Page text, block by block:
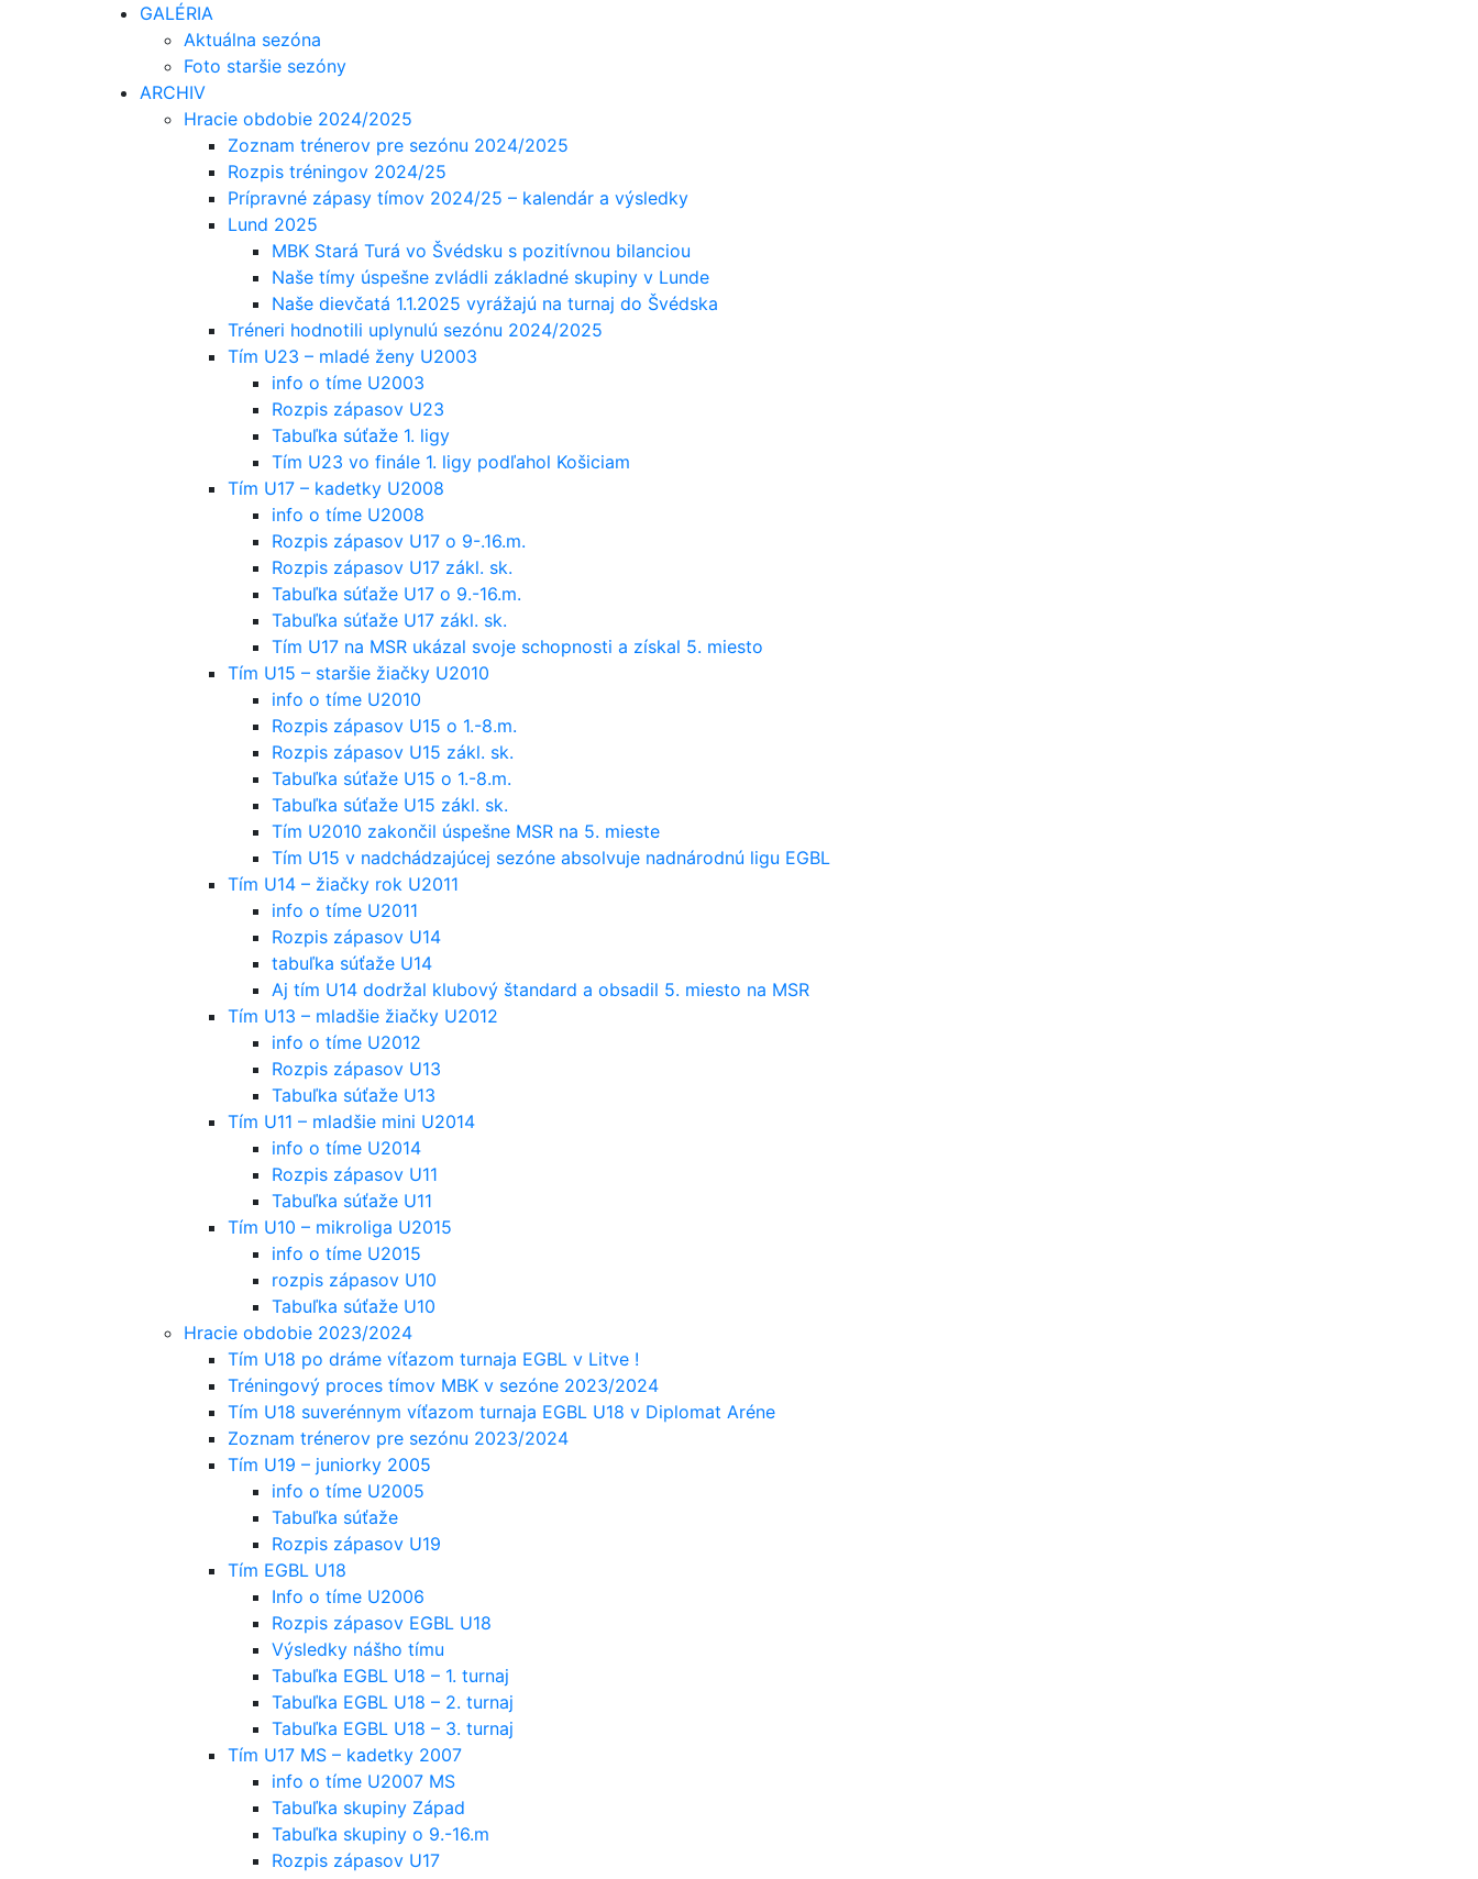
GALÉRIA
Aktuálna sezóna
Foto staršie sezóny
ARCHIV
Hracie obdobie 2024/2025
Zoznam trénerov pre sezónu 2024/2025
Rozpis tréningov 2024/25
Prípravné zápasy tímov 2024/25 – kalendár a výsledky
Lund 2025
MBK Stará Turá vo Švédsku s pozitívnou bilanciou
Naše tímy úspešne zvládli základné skupiny v Lunde
Naše dievčatá 1.1.2025 vyrážajú na turnaj do Švédska
Tréneri hodnotili uplynulú sezónu 2024/2025
Tím U23 – mladé ženy U2003
info o tíme U2003
Rozpis zápasov U23
Tabuľka súťaže 1. ligy
Tím U23 vo finále 1. ligy podľahol Košiciam
Tím U17 – kadetky U2008
info o tíme U2008
Rozpis zápasov U17 o 9-.16.m.
Rozpis zápasov U17 zákl. sk.
Tabuľka súťaže U17 o 9.-16.m.
Tabuľka súťaže U17 zákl. sk.
Tím U17 na MSR ukázal svoje schopnosti a získal 5. miesto
Tím U15 – staršie žiačky U2010
info o tíme U2010
Rozpis zápasov U15 o 1.-8.m.
Rozpis zápasov U15 zákl. sk.
Tabuľka súťaže U15 o 1.-8.m.
Tabuľka súťaže U15 zákl. sk.
Tím U2010 zakončil úspešne MSR na 5. mieste
Tím U15 v nadchádzajúcej sezóne absolvuje nadnárodnú ligu EGBL
Tím U14 – žiačky rok U2011
info o tíme U2011
Rozpis zápasov U14
tabuľka súťaže U14
Aj tím U14 dodržal klubový štandard a obsadil 5. miesto na MSR
Tím U13 – mladšie žiačky U2012
info o tíme U2012
Rozpis zápasov U13
Tabuľka súťaže U13
Tím U11 – mladšie mini U2014
info o tíme U2014
Rozpis zápasov U11
Tabuľka súťaže U11
Tím U10 – mikroliga U2015
info o tíme U2015
rozpis zápasov U10
Tabuľka súťaže U10
Hracie obdobie 2023/2024
Tím U18 po dráme víťazom turnaja EGBL v Litve !
Tréningový proces tímov MBK v sezóne 2023/2024
Tím U18 suverénnym víťazom turnaja EGBL U18 v Diplomat Aréne
Zoznam trénerov pre sezónu 2023/2024
Tím U19 – juniorky 2005
info o tíme U2005
Tabuľka súťaže
Rozpis zápasov U19
Tím EGBL U18
Info o tíme U2006
Rozpis zápasov EGBL U18
Výsledky nášho tímu
Tabuľka EGBL U18 – 1. turnaj
Tabuľka EGBL U18 – 2. turnaj
Tabuľka EGBL U18 – 3. turnaj
Tím U17 MS – kadetky 2007
info o tíme U2007 MS
Tabuľka skupiny Západ
Tabuľka skupiny o 9.-16.m
Rozpis zápasov U17